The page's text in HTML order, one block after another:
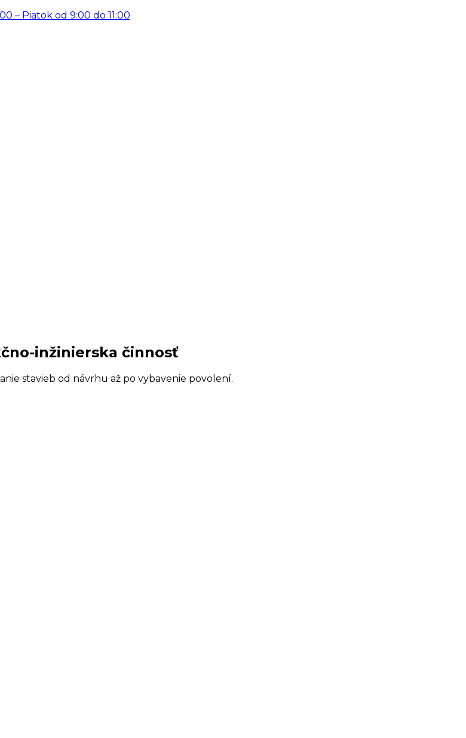
– Piatok od 9:00 do 11:00
inžinierska činnosť
stavieb od návrhu až po vybavenie povolení.